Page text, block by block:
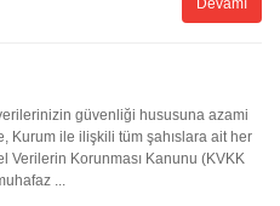
Devamı
güvenliği hususuna azami
Kurum ile ilişkili tüm şahıslara ait her
Verilerin Korunması Kanunu (KVKK
...